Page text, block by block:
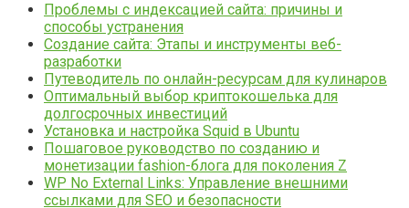
Проблемы с индексацией сайта: причины и
способы устранения
Создание сайта: Этапы и инструменты веб-
разработки
Путеводитель по онлайн-ресурсам для кулинаров
Оптимальный выбор криптокошелька для
долгосрочных инвестиций
Установка и настройка Squid в Ubuntu
Пошаговое руководство по созданию и
монетизации fashion-блога для поколения Z
WP No External Links: Управление внешними
ссылками для SEO и безопасности